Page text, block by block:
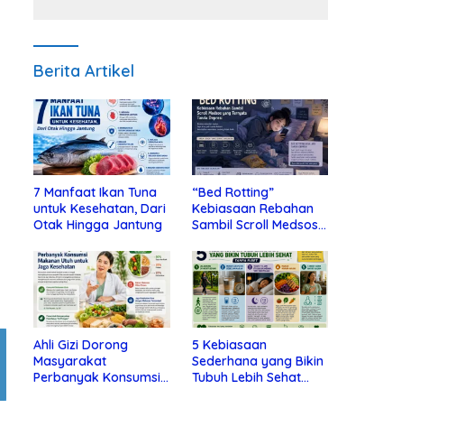
Berita Artikel
7 Manfaat Ikan Tuna
untuk Kesehatan, Dari
Otak Hingga Jantung
“Bed Rotting”
Kebiasaan Rebahan
Sambil Scroll Medsos
Depresi
Ahli Gizi Dorong
Masyarakat
Perbanyak Konsumsi
5 Kebiasaan
Sederhana yang Bikin
Tubuh Lebih Sehat